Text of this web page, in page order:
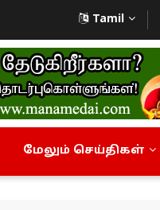
Tamil
மேலும் செய்திகள்